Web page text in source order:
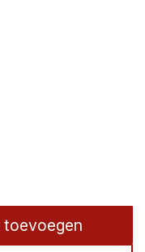
toevoegen